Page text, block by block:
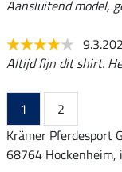
Aansluitend model,
Altijd fijn dit shirt.
1
2
Krämer Pferdesport
68764 Hockenheim,